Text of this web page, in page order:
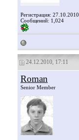
Регистрация: 27.10.2010
Сообщений: 1,024
24.12.2010, 17:11
Roman
Senior Member